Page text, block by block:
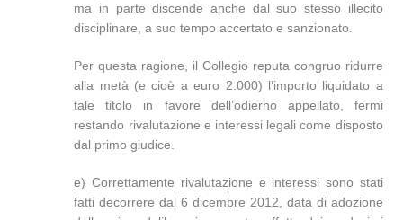
ma in parte discende anche dal suo stesso illecito
disciplinare, a suo tempo accertato e sanzionato.
Per questa ragione, il Collegio reputa congruo ridurre
alla metà (e cioè a euro 2.000) l’importo liquidato a
tale titolo in favore dell’odierno appellato, fermi
restando rivalutazione e interessi legali come disposto
dal primo giudice.
e) Correttamente rivalutazione e interessi sono stati
fatti decorrere dal 6 dicembre 2012, data di adozione